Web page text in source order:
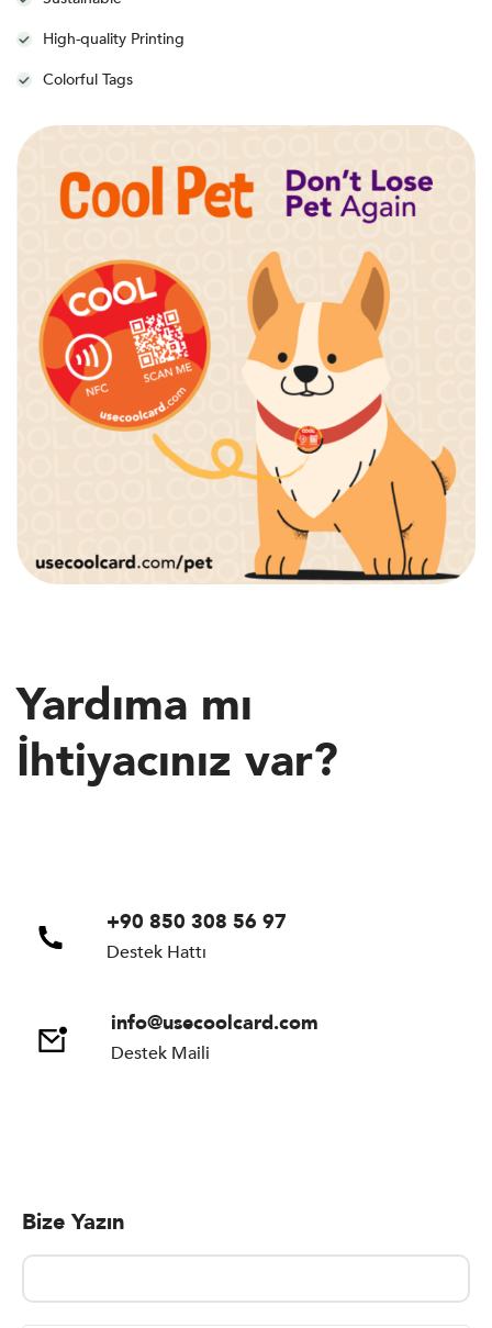
High-quality Printing
Colorful Tags
Yardıma mı
İhtiyacınız var?
+90 850 308 56 97
Destek Hattı
info@usecoolcard.com
Destek Maili
Bize Yazın